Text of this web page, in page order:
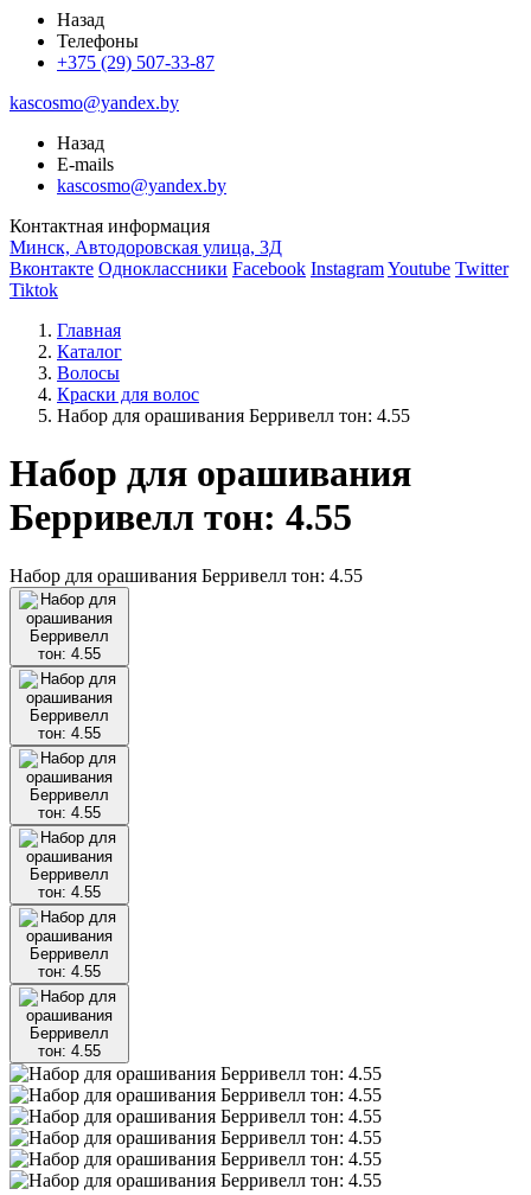
Назад
Телефоны
+375 (29) 507-33-87
kascosmo@yandex.by
Назад
E-mails
kascosmo@yandex.by
Контактная информация
Минск, Автодоровская улица, 3Д
Вконтакте Одноклассники Facebook InstagramYoutube Twitter
Tiktok
Главная
Каталог
Волосы
Краски для волос
Набор для орашивания Берривелл тон: 4.55
Набор для орашивания
Берривелл тон: 4.55
Набор для орашивания Берривелл тон: 4.55